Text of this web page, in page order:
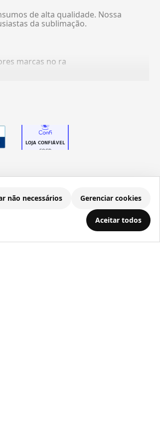
não necessários Gerenciar cookies
Aceitar todos
de alta qualidade. Nossa
da sublimação.
marcas no ra